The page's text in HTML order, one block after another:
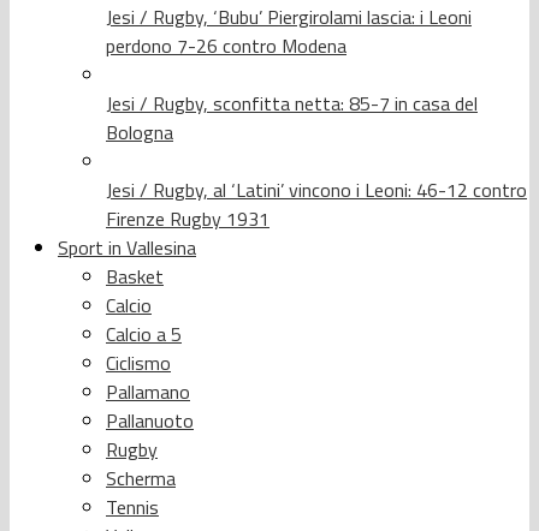
Jesi / Rugby, ‘Bubu’ Piergirolami lascia: i Leoni
perdono 7-26 contro Modena
Jesi / Rugby, sconfitta netta: 85-7 in casa del
Bologna
Jesi / Rugby, al ‘Latini’ vincono i Leoni: 46-12 contro
Firenze Rugby 1931
Sport in Vallesina
Basket
Calcio
Calcio a 5
Ciclismo
Pallamano
Pallanuoto
Rugby
Scherma
Tennis